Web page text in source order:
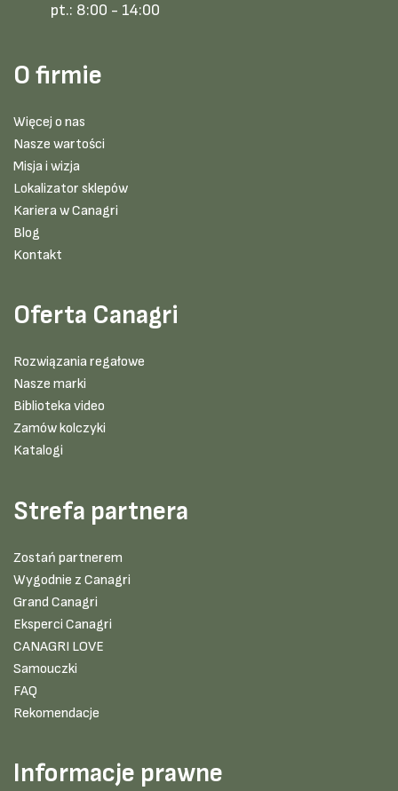
pt.: 8:00 - 14:00
O firmie
Więcej o nas
Nasze wartości
Misja i wizja
Lokalizator sklepów
Kariera w Canagri
Blog
Kontakt
Oferta Canagri
Rozwiązania regałowe
Nasze marki
Biblioteka video
Zamów kolczyki
Katalogi
Strefa partnera
Zostań partnerem
Wygodnie z Canagri
Grand Canagri
Eksperci Canagri
CANAGRI LOVE
Samouczki
FAQ
Rekomendacje
Informacje prawne